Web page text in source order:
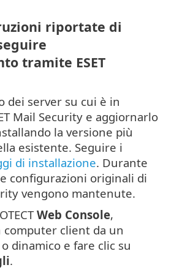
riportate di
tramite ESET
dei server su cui è in
Mail Security e aggiornarlo
la versione più
esistente. Seguire i
di installazione. Durante
configurazioni originali di
vengono mantenute.
Web Console,
computer client da un
dinamico e fare clic su
.